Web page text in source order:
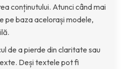
conținutului. Atunci când mai
pe baza acelorași modele,
de a pierde din claritate sau
Deși textele pot fi